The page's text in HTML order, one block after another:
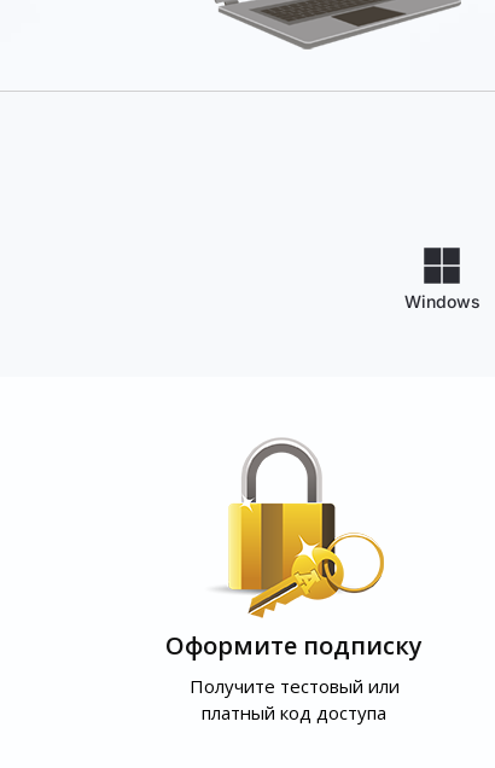
Windows
Оформите подписку
Получите тестовый или
платный код доступа